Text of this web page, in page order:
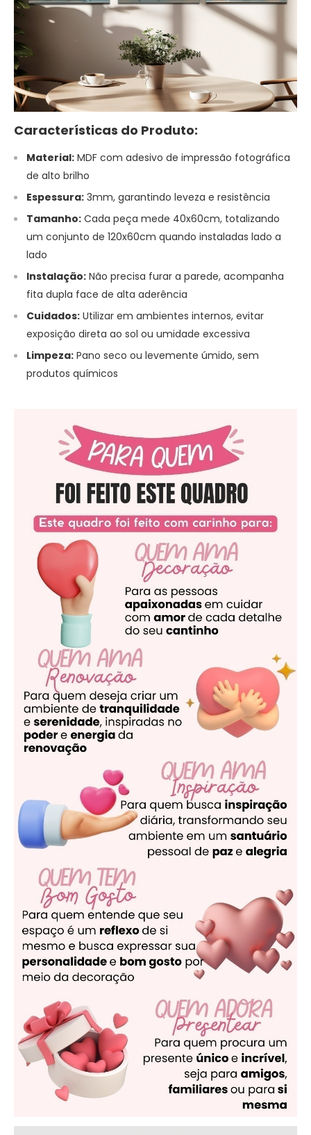
Características do Produto:
Material: MDF com adesivo de impressão fotográfica
de alto brilho
Espessura: 3mm, garantindo leveza e resistência
Tamanho: Cada peça mede 40x60cm, totalizando
um conjunto de 120x60cm quando instaladas lado a
lado
Instalação: Não precisa furar a parede, acompanha
fita dupla face de alta aderência
Cuidados: Utilizar em ambientes internos, evitar
exposição direta ao sol ou umidade excessiva
Limpeza: Pano seco ou levemente úmido, sem
produtos químicos